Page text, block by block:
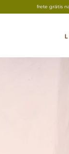
frete grátis